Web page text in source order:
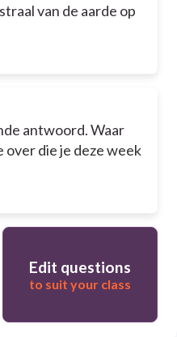
van de aarde op
antwoord. Waar
over die je deze week
Edit questions
to suit your class